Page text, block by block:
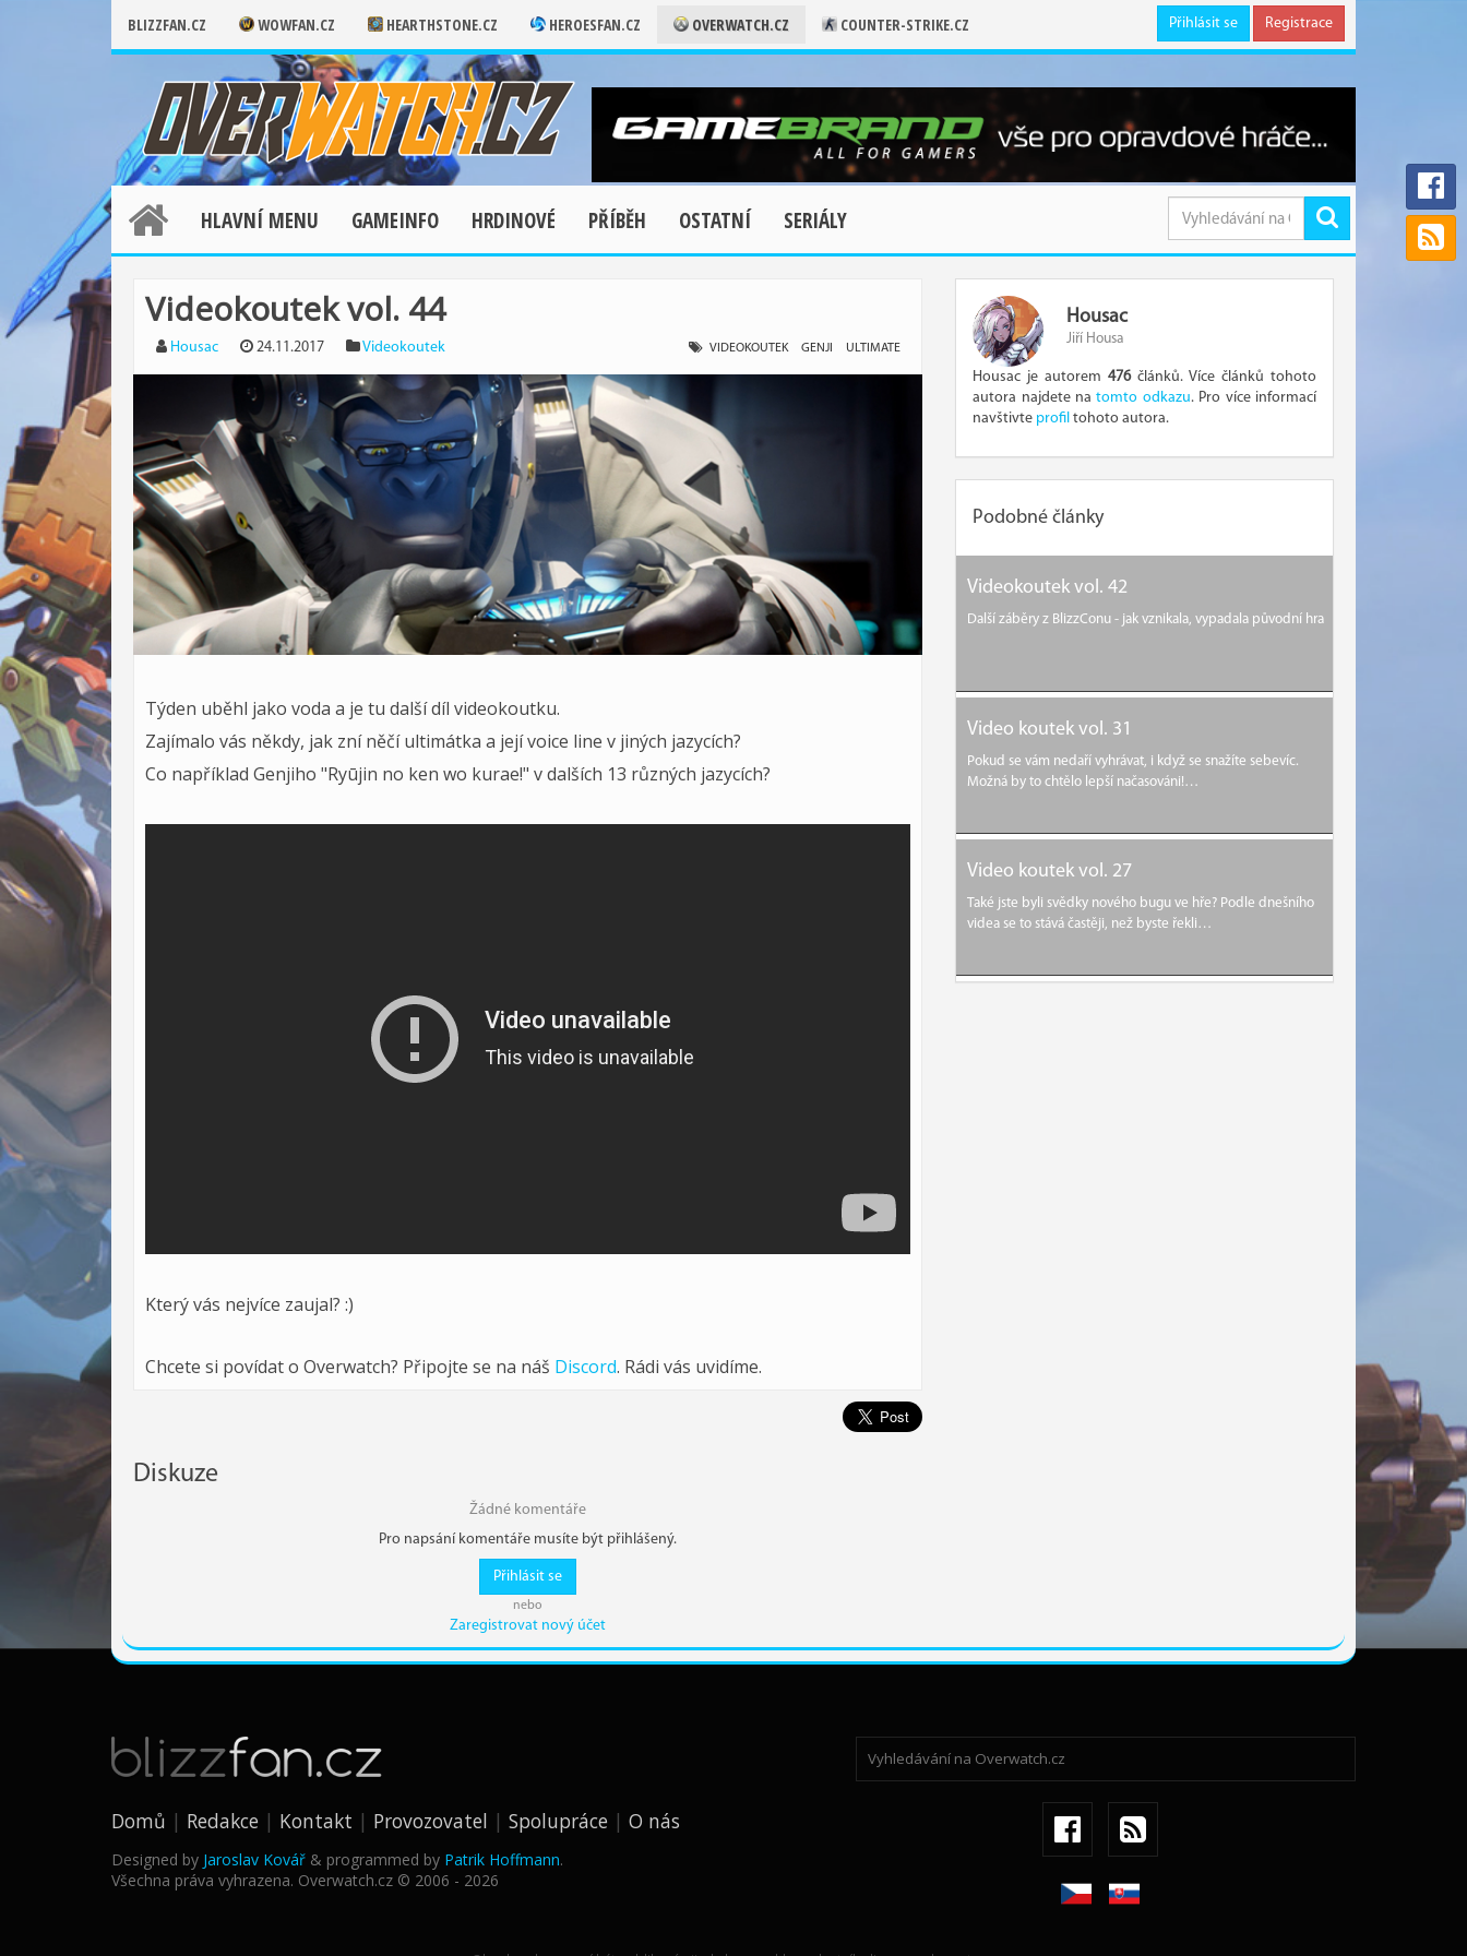
BLIZZFAN.CZ WOWFAN.CZ HEARTHSTONE.CZ HEROESFAN.CZ OVERWATCH.CZ COUNTER-STRIKE.CZ Přihlásit se Registrace
HLAVNÍ MENU GAMEINFO HRDINOVÉ PŘÍBĚH OSTATNÍ SERIÁLY
Videokoutek vol. 44
Housac 24.11.2017 Videokoutek VIDEOKOUTEK GENJI ULTIMATE
Týden uběhl jako voda a je tu další díl videokoutku.
Zajímalo vás někdy, jak zní něčí ultimátka a její voice line v jiných jazycích?
Co například Genjiho "Ryūjin no ken wo kurae!" v dalších 13 různých jazycích?
Který vás nejvíce zaujal? :)
Chcete si povídat o Overwatch? Připojte se na náš Discord. Rádi vás uvidíme.
Housac
Jiří Housa
Housac je autorem476článků. Více článků tohoto
autora najdete natomto odkazu. Pro více informací
navštivte profil tohoto autora.
Podobné články
Videokoutek vol. 42
Další záběry z BlizzConu - jak vznikala, vypadala původní hra
Video koutek vol. 31
Pokud se vám nedaří vyhrávat, i když se snažíte sebevíc.
Možná by to chtělo lepší načasováni!…
Video koutek vol. 27
Také jste byli svědky nového bugu ve hře? Podle dnešního
videa se to stává častěji, než byste řekli…
Diskuze
Žádné komentáře
Pro napsání komentáře musíte být přihlášený.
Přihlásit se
nebo
Zaregistrovat nový účet
Domů Redakce Kontakt Provozovatel Spolupráce O nás
Designed by Jaroslav Kovář & programmed by Patrik Hoffmann.
Všechna práva vyhrazena. Overwatch.cz © 2006 - 2026